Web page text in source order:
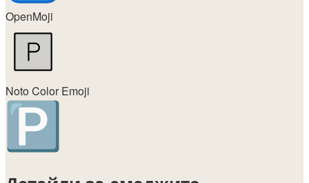
OpenMoji
Noto Color Emoji